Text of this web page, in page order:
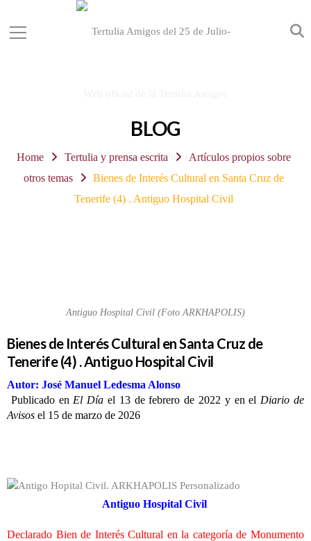
BLOG
Home Tertulia y prensa escrita
Artículos propios sobre
otros temas
Bienes de Interés Cultural en Santa Cruz de
Tenerife (4) . Antiguo Hospital Civil
Antiguo Hospital Civil (Foto ARKHAPOLIS)
Bienes de Interés Cultural en Santa Cruz de
Tenerife (4) . Antiguo Hospital Civil
Autor: José Manuel Ledesma Alonso
Publicado en El Día el 13 de febrero de 2022 y en el Diario de
Avisos el 15 de marzo de 2026
Antiguo Hospital Civil
Declarado Bien de Interés Cultural en la categoría de Monumento